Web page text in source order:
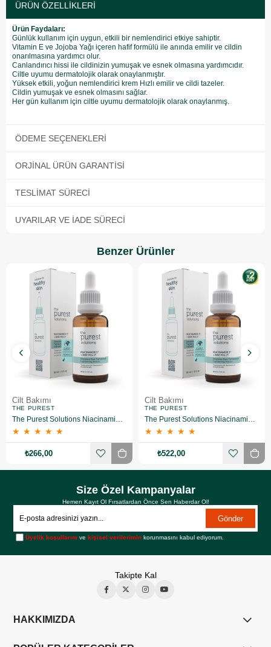
ÜRÜN ÖZELLIKLERI
Ürün Faydaları:
Günlük kullanım için uygun, etkili bir nemlendirici etkiye sahiptir.
Vitamin E ve Jojoba Yağı içeren hafif formülü ile anında emilir ve cildin
onarılmasına yardımcı olur.
Canlandırıcı hissi ile cildinizin yumuşak ve esnek olmasına yardımcıdır.
Ciltle uyumu dermatolojik olarak onaylanmıştır.
Yüksek etkili, yoğun nemlendirici krem Hızlı emilir ve cildi tazeler.
Cildin yumuşak ve esnek olmasını sağlar.
Her gün kullanım için ciltle uyumu dermatolojik olarak onaylanmış.
ÖDEME SEÇENEKLERI
ORJINAL ÜRÜN GARANTISI
TESLIMAT SÜRECI
UYARILAR VE İADE SÜRECI
Benzer Ürünler
Cilt Bakımı
THE PUREST
The Purest Solutions Niacinamide 5% + Zinc Pca 1% Gözenek Sıkılaştırıcı Yüz Serumu 30 ml
★ ★ ★ ★ ★
₺266,00
Cilt Bakımı
THE PUREST
The Purest Solutions Niacinamide 5% + Zinc Pca 1% Gözenek Sıkılaştırıcı Yüz Serumu 30 ml 2 Adet
★ ★ ★ ★ ★
₺522,00
Size Özel Kampanyalar
Hemen Kayıt Ol Fırsatlardan Önce Sen Haberdar Ol!
Gönder
Üyelik koşullarını vekişisel verilerimin korunmasını kabul ediyorum.
Takipte Kal
HAKKIMIZDA